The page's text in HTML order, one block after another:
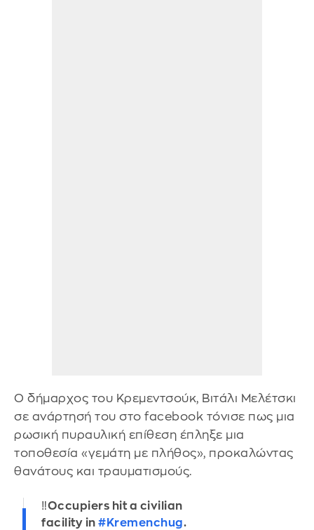
Ο δήμαρχος του Κρεμεντσούκ, Βιτάλι Μελέτσκι
σε ανάρτησή του στο facebook τόνισε πως μια
ρωσική πυραυλική επίθεση έπληξε μια
τοποθεσία «γεμάτη με πλήθος», προκαλώντας
θανάτους και τραυματισμούς.
‼️Occupiers hit a civilian
facility in#Kremenchug.